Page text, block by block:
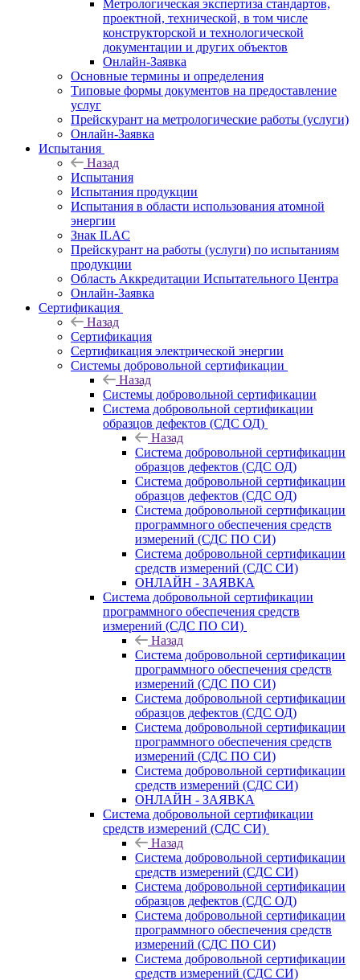
Метрологическая экспертиза стандартов,
проектной, технической, в том числе
конструкторской и технологической
документации и других объектов
Онлайн-Заявка
Основные термины и определения
Типовые формы документов на предоставление
услуг
Прейскурант на метрологические работы (услуги)
Онлайн-Заявка
Испытания
Назад
Испытания
Испытания продукции
Испытания в области использования атомной
энергии
Знак ILAC
Прейскурант на работы (услуги) по испытаниям
продукции
Область Аккредитации Испытательного Центра
Онлайн-Заявка
Сертификация
Назад
Сертификация
Сертификация электрической энергии
Системы добровольной сертификации
Назад
Системы добровольной сертификации
Система добровольной сертификации
образцов дефектов (СДС ОД)
Назад
Система добровольной сертификации
образцов дефектов (СДС ОД)
Система добровольной сертификации
образцов дефектов (СДС ОД)
Система добровольной сертификации
программного обеспечения средств
измерений (СДС ПО СИ)
Система добровольной сертификации
средств измерений (СДС СИ)
ОНЛАЙН - ЗАЯВКА
Система добровольной сертификации
программного обеспечения средств
измерений (СДС ПО СИ)
Назад
Система добровольной сертификации
программного обеспечения средств
измерений (СДС ПО СИ)
Система добровольной сертификации
образцов дефектов (СДС ОД)
Система добровольной сертификации
программного обеспечения средств
измерений (СДС ПО СИ)
Система добровольной сертификации
средств измерений (СДС СИ)
ОНЛАЙН - ЗАЯВКА
Система добровольной сертификации
средств измерений (СДС СИ)
Назад
Система добровольной сертификации
средств измерений (СДС СИ)
Система добровольной сертификации
образцов дефектов (СДС ОД)
Система добровольной сертификации
программного обеспечения средств
измерений (СДС ПО СИ)
Система добровольной сертификации
средств измерений (СДС СИ)